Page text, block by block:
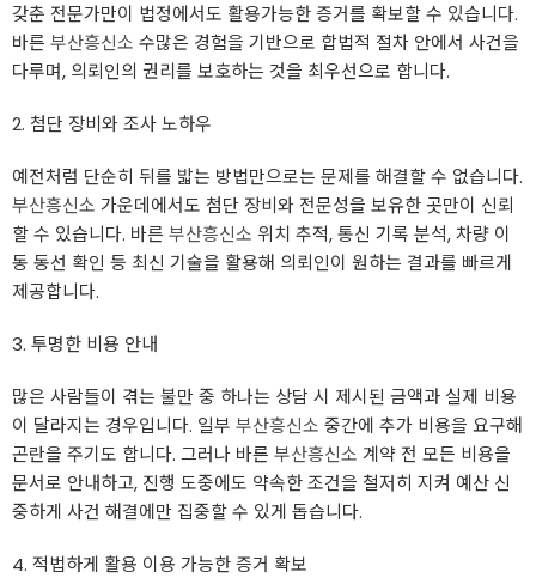
갖춘 전문가만이 법정에서도 활용가능한 증거를 확보할 수 있습니다.
바른 부산흥신소 수많은 경험을 기반으로 합법적 절차 안에서 사건을
다루며, 의뢰인의 권리를 보호하는 것을 최우선으로 합니다.
2. 첨단 장비와 조사 노하우
예전처럼 단순히 뒤를 밟는 방법만으로는 문제를 해결할 수 없습니다.
부산흥신소 가운데에서도 첨단 장비와 전문성을 보유한 곳만이 신뢰
할 수 있습니다. 바른 부산흥신소 위치 추적, 통신 기록 분석, 차량 이
동 동선 확인 등 최신 기술을 활용해 의뢰인이 원하는 결과를 빠르게
제공합니다.
3. 투명한 비용 안내
많은 사람들이 겪는 불만 중 하나는 상담 시 제시된 금액과 실제 비용
이 달라지는 경우입니다. 일부 부산흥신소 중간에 추가 비용을 요구해
곤란을 주기도 합니다. 그러나 바른 부산흥신소 계약 전 모든 비용을
문서로 안내하고, 진행 도중에도 약속한 조건을 철저히 지켜 예산 신
중하게 사건 해결에만 집중할 수 있게 돕습니다.
4. 적법하게 활용 이용 가능한 증거 확보